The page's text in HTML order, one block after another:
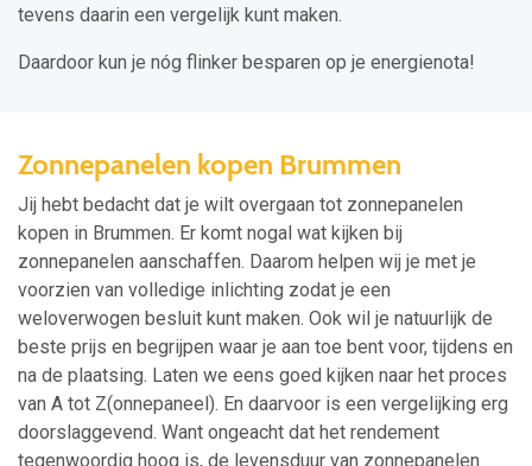
tevens daarin een vergelijk kunt maken.
Daardoor kun je nóg flinker besparen op je energienota!
Zonnepanelen kopen Brummen
Jij hebt bedacht dat je wilt overgaan tot zonnepanelen
kopen in Brummen. Er komt nogal wat kijken bij
zonnepanelen aanschaffen. Daarom helpen wij je met je
voorzien van volledige inlichting zodat je een
weloverwogen besluit kunt maken. Ook wil je natuurlijk de
beste prijs en begrijpen waar je aan toe bent voor, tijdens en
na de plaatsing. Laten we eens goed kijken naar het proces
van A tot Z(onnepaneel). En daarvoor is een vergelijking erg
doorslaggevend. Want ongeacht dat het rendement
tegenwoordig hoog is, de levensduur van zonnepanelen